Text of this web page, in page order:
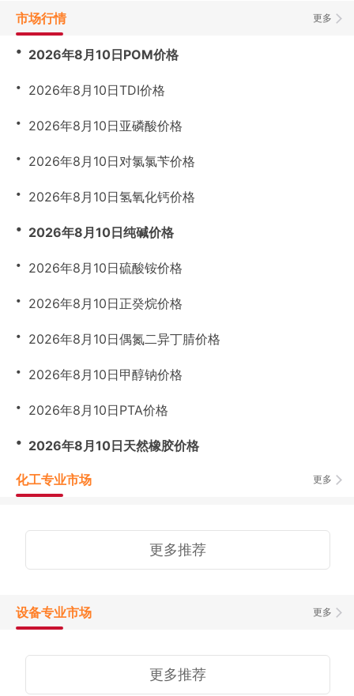
更多
市场行情
・ 2026年8月10日POM价格
・ 2026年8月10日TDI价格
・ 2026年8月10日亚磷酸价格
・ 2026年8月10日对氯氯苄价格
・ 2026年8月10日氢氧化钙价格
・ 2026年8月10日纯碱价格
・ 2026年8月10日硫酸铵价格
・ 2026年8月10日正癸烷价格
・ 2026年8月10日偶氮二异丁腈价格
・ 2026年8月10日甲醇钠价格
・ 2026年8月10日PTA价格
・ 2026年8月10日天然橡胶价格
更多
化工专业市场
更多推荐
更多
设备专业市场
更多推荐